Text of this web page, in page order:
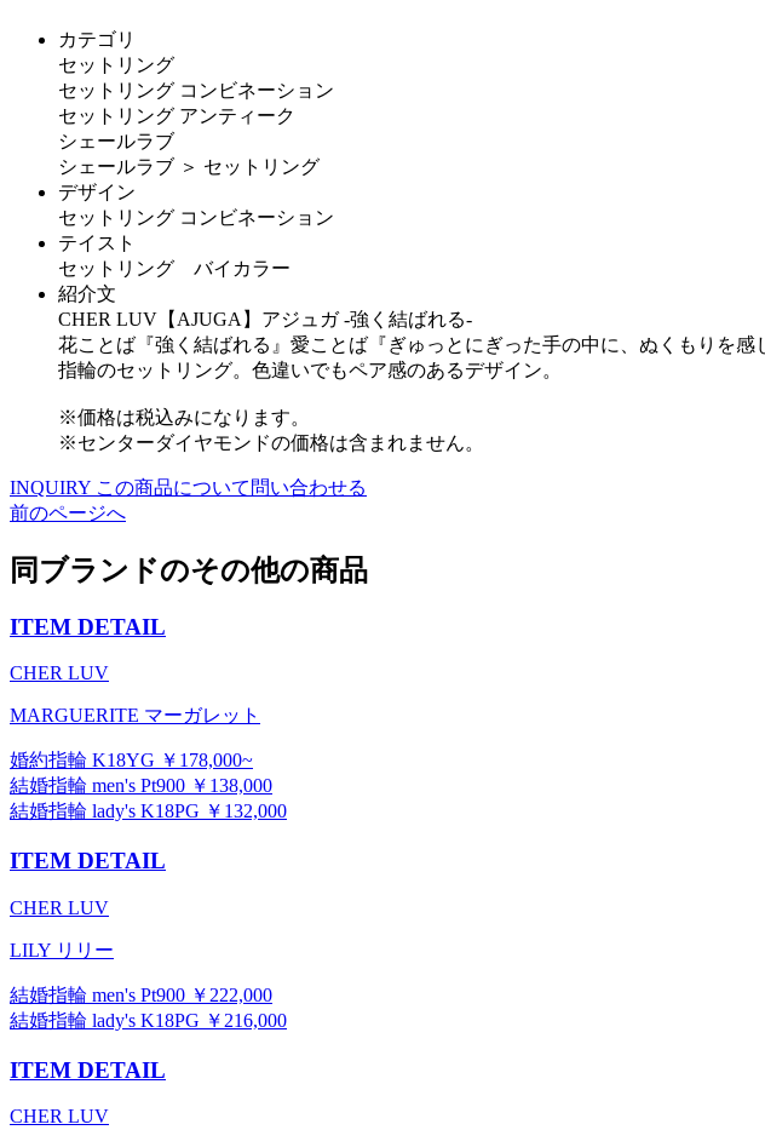
カテゴリ
セットリング
セットリング コンビネーション
セットリング アンティーク
シェールラブ
シェールラブ ＞ セットリング
デザイン
セットリング コンビネーション
テイスト
セットリング バイカラー
紹介文
CHER LUV【AJUGA】アジュガ -強く結ばれる-
花ことば『強く結ばれる』愛ことば『ぎゅっとにぎった手の中に、ぬくもりを
指輪のセットリング。色違いでもペア感のあるデザイン。
※価格は税込みになります。
※センターダイヤモンドの価格は含まれません。
INQUIRY この商品について問い合わせる
前のページへ
同ブランドのその他の商品
ITEM DETAIL
CHER LUV
MARGUERITE マーガレット
婚約指輪 K18YG ￥178,000~
結婚指輪 men's Pt900 ￥138,000
結婚指輪 lady's K18PG ￥132,000
ITEM DETAIL
CHER LUV
LILY リリー
結婚指輪 men's Pt900 ￥222,000
結婚指輪 lady's K18PG ￥216,000
ITEM DETAIL
CHER LUV